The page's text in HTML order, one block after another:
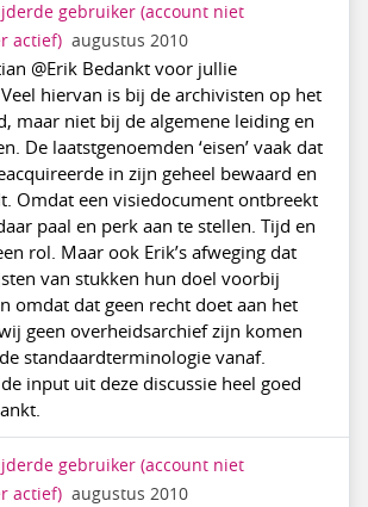
gebruiker (account niet
actief) augustus 2010
@Erik Bedankt voor jullie
hiervan is bij de archivisten op het
maar niet bij de algemene leiding en
De laatstgenoemden ‘eisen’ vaak dat
in zijn geheel bewaard en
Omdat een visiedocument ontbreekt
paal en perk aan te stellen. Tijd en
rol. Maar ook Erik’s afweging dat
van stukken hun doel voorbij
omdat dat geen recht doet aan het
geen overheidsarchief zijn komen
standaardterminologie vanaf.
input uit deze discussie heel goed
gebruiker (account niet
actief) augustus 2010